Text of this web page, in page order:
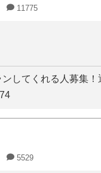
11775
してくれる人募集
5529